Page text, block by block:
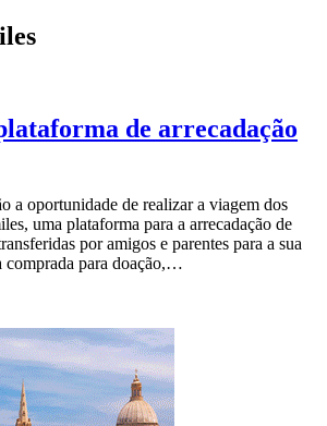
de arrecadação
a oportunidade de realizar a viagem dos
uma plataforma para a arrecadação de
por amigos e parentes para a sua
comprada para doação,…